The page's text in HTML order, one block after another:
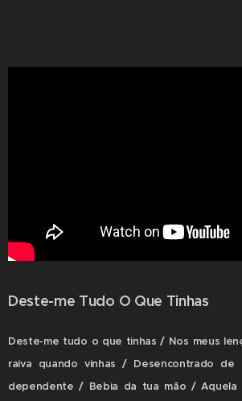
Deste-me Tudo O Que Tinhas
Deste-me tudo o que tinhas / Nos meus
raiva quando vinhas / Desencontrado
dependente / Bebia da tua mão / Aquela